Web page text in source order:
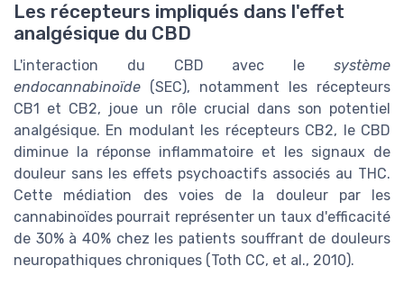
Les récepteurs impliqués dans l'effet
analgésique du CBD
L'interaction du CBD avec le système
endocannabinoïde (SEC), notamment les récepteurs
CB1 et CB2, joue un rôle crucial dans son potentiel
analgésique. En modulant les récepteurs CB2, le CBD
diminue la réponse inflammatoire et les signaux de
douleur sans les effets psychoactifs associés au THC.
Cette médiation des voies de la douleur par les
cannabinoïdes pourrait représenter un taux d'efficacité
de 30% à 40% chez les patients souffrant de douleurs
neuropathiques chroniques (Toth CC, et al., 2010).